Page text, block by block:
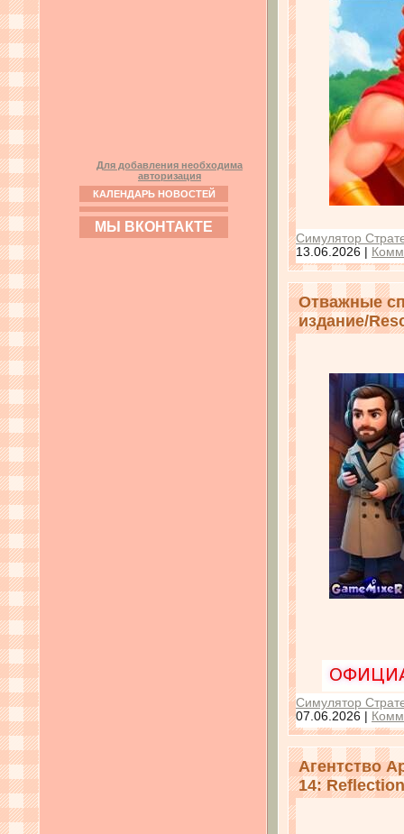
Для добавления необходима
авторизация
КАЛЕНДАРЬ НОВОСТЕЙ
МЫ ВКОНТАКТЕ
Симулятор
13.06.2026
Отважные
издание/
Симулятор
07.06.2026
Агентство
14: